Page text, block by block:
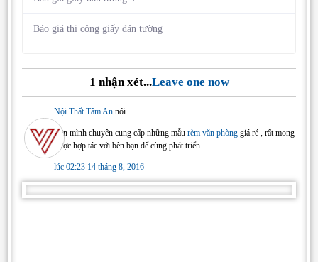
Báo giá thi công giấy dán tường
1 nhận xét...Leave one now
Nội Thất Tâm An nói...
Bên mình chuyên cung cấp những mẫurèm văn phòng giá rẻ , rất mong
được hợp tác với bên bạn để cùng phát triển .
lúc 02:23 14 tháng 8, 2016